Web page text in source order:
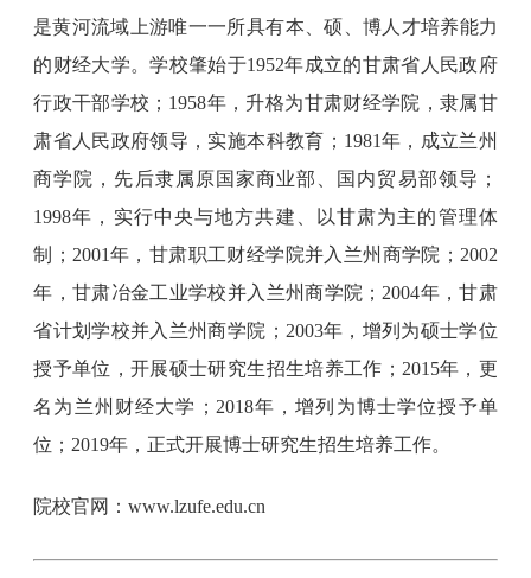
是黄河流域上游唯一一所具有本、硕、博人才培养能力
的财经大学。学校肇始于1952年成立的甘肃省人民政府
行政干部学校；1958年，升格为甘肃财经学院，隶属甘
肃省人民政府领导，实施本科教育；1981年，成立兰州
商学院，先后隶属原国家商业部、国内贸易部领导；
1998年，实行中央与地方共建、以甘肃为主的管理体
制；2001年，甘肃职工财经学院并入兰州商学院；2002
年，甘肃冶金工业学校并入兰州商学院；2004年，甘肃
省计划学校并入兰州商学院；2003年，增列为硕士学位
授予单位，开展硕士研究生招生培养工作；2015年，更
名为兰州财经大学；2018年，增列为博士学位授予单
位；2019年，正式开展博士研究生招生培养工作。
院校官网：www.lzufe.edu.cn